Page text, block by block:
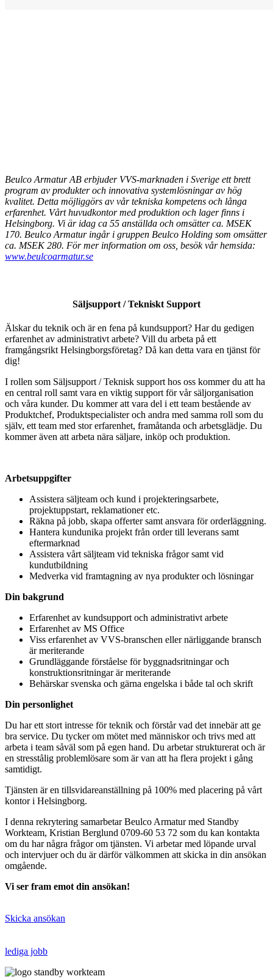
Beulco Armatur AB erbjuder VVS-marknaden i Sverige ett brett
program av produkter och innovativa systemlösningar av hög
kvalitet. Detta möjliggörs av vår tekniska kompetens och långa
erfarenhet. Vårt huvudkontor med produktion och lager finns i
Helsingborg. Vi är idag ca 55 anställda och omsätter ca. MSEK
170. Beulco Armatur ingår i gruppen Beulco Holding som omsätter
ca. MSEK 280. För mer information om oss, besök vår hemsida:
www.beulcoarmatur.se
Säljsupport / Tekniskt Support
Älskar du teknik och är en fena på kundsupport? Har du gedigen
erfarenhet av administrativt arbete? Vill du arbeta på ett
framgångsrikt Helsingborgsföretag? Då kan detta vara en tjänst för
dig!
I rollen som Säljsupport / Teknisk support hos oss kommer du att ha
en central roll samt vara en viktig support för vår säljorganisation
och våra kunder. Du kommer att vara del i ett team bestående av
Produktchef, Produktspecialister och andra med samma roll som du
själv, ett team med stor erfarenhet, framåtanda och arbetsglädje. Du
kommer även att arbeta nära säljare, inköp och produktion.
Arbetsuppgifter
Assistera säljteam och kund i projekteringsarbete,
projektuppstart, reklamationer etc.
Räkna på jobb, skapa offerter samt ansvara för orderläggning.
Hantera kundunika projekt från order till leverans samt
eftermarknad
Assistera vårt säljteam vid tekniska frågor samt vid
kundutbildning
Medverka vid framtagning av nya produkter och lösningar
Din bakgrund
Erfarenhet av kundsupport och administrativt arbete
Erfarenhet av MS Office
Viss erfarenhet av VVS-branschen eller närliggande bransch
är meriterande
Grundläggande förståelse för byggnadsritningar och
konstruktionsritningar är meriterande
Behärskar svenska och gärna engelska i både tal och skrift
Din personlighet
Du har ett stort intresse för teknik och förstår vad det innebär att ge
bra service. Du tycker om mötet med människor och trivs med att
arbeta i team såväl som på egen hand. Du arbetar strukturerat och är
en stresstålig problemlösare som är van att ha flera projekt i gång
samtidigt.
Tjänsten är en tillsvidareanställning på 100% med placering på vårt
kontor i Helsingborg.
I denna rekrytering samarbetar Beulco Armatur med Standby
Workteam, Kristian Berglund 0709-60 53 72 som du kan kontakta
om du har några frågor om tjänsten. Vi arbetar med löpande urval
och intervjuer och du är därför välkommen att skicka in din ansökan
omgående.
Vi ser fram emot din ansökan!
Skicka ansökan
lediga jobb